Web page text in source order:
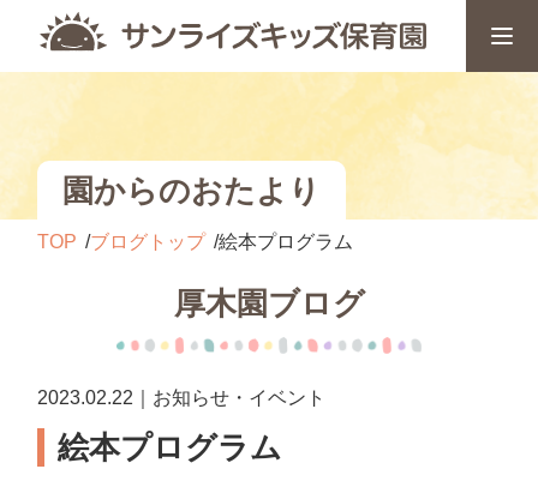
園からのおたより
TOP ブログトップ 絵本プログラム
厚木園ブログ
2023.02.22｜お知らせ・イベント
絵本プログラム